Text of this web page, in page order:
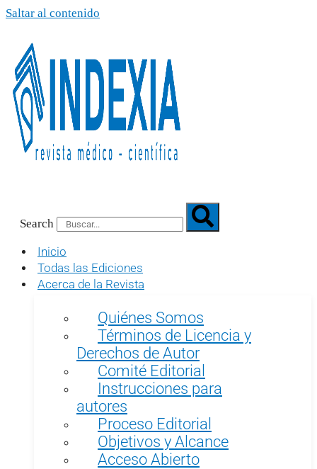
Saltar al contenido
Search
Inicio
Todas las Ediciones
Acerca de la Revista
Quiénes Somos
Términos de Licencia y
Derechos de Autor
Comité Editorial
Instrucciones para
autores
Proceso Editorial
Objetivos y Alcance
Acceso Abierto